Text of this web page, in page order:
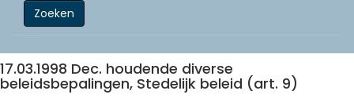
Zoeken
17.03.1998 Dec. houdende diverse
beleidsbepalingen, Stedelijk beleid (art. 9)